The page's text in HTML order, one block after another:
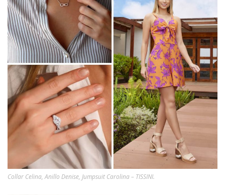
Collar Celina, Anillo Denise, Jumpsuit Carolina – TISSINI.